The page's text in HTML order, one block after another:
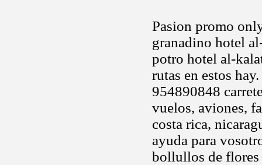
Pasion promo
granadino hotel
potro hotel al-
rutas en estos
954890848
vuelos, aviones,
costa rica,
ayuda para
bollullos de flores